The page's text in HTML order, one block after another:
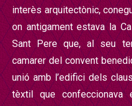
interès arquitectònic,
on antigament estava la
Sant Pere que, al seu
camarer del convent
unió amb l’edifici dels
tèxtil que confeccionava